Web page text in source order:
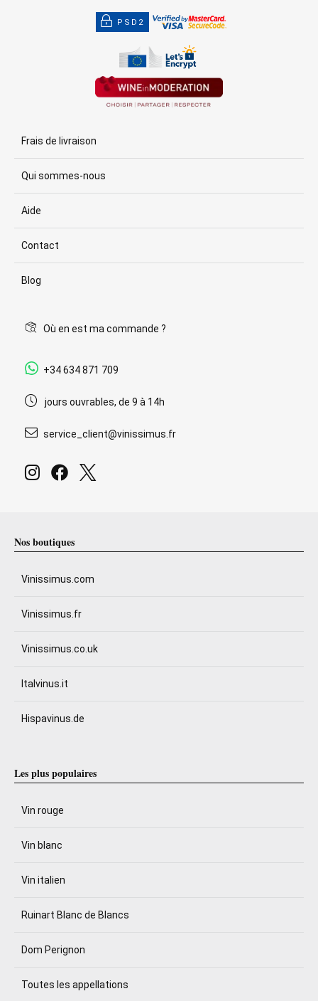
PSD2
Frais de livraison
Qui sommes-nous
Aide
Contact
Blog
Où en est ma commande ?
+34 634 871 709
jours ouvrables, de 9 à 14h
service_client@vinissimus.fr
Nos boutiques
Vinissimus.com
Vinissimus.fr
Vinissimus.co.uk
Italvinus.it
Hispavinus.de
Les plus populaires
Vin rouge
Vin blanc
Vin italien
Ruinart Blanc de Blancs
Dom Perignon
Toutes les appellations